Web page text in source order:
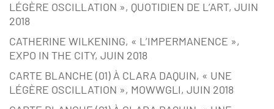
LÉGÈRE OSCILLATION », QUOTIDIEN DE L’ART, JUIN
2018
CATHERINE WILKENING, « L’IMPERMANENCE »,
EXPO IN THE CITY, JUIN 2018
CARTE BLANCHE (01) À CLARA DAQUIN, « UNE
LÉGÈRE OSCILLATION », MOWWGLI, JUIN 2018